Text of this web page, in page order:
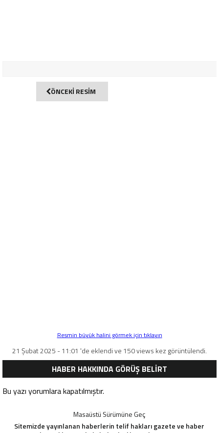
ÖNCEKİ RESİM
Resmin büyük halini görmek için tıklayın
21 Şubat 2025 - 11:01 'de eklendi ve 150 views kez görüntülendi.
HABER HAKKINDA GÖRÜŞ BELİRT
Bu yazı yorumlara kapatılmıştır.
Masaüstü Sürümüne Geç
Sitemizde yayınlanan haberlerin telif hakları gazete ve haber